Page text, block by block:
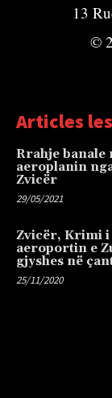
13
©
Articles
Rrahje banale
aeroplanin
Zvicër
29/05/2021
Zvicër, Krimi i
aeroportin e
gjyshes në
25/11/2020